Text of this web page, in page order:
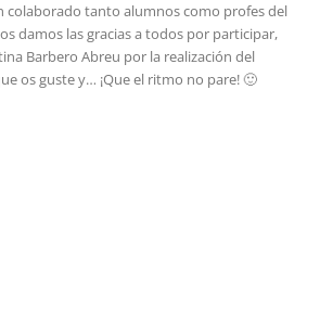
colaborado tanto alumnos como profes del
damos las gracias a todos por participar,
Barbero Abreu por la realización del
os guste y… ¡Que el ritmo no pare! 🙂